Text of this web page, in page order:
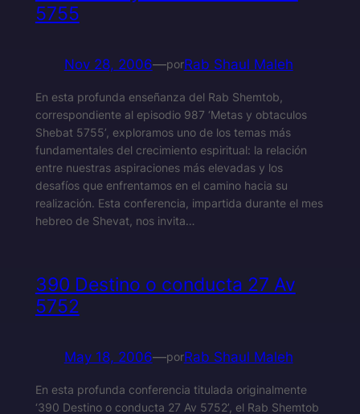
5755
Nov 28, 2006—porRab Shaul Maleh
En esta profunda enseñanza del Rab Shemtob,
correspondiente al episodio 987 ‘Metas y obtaculos
Shebat 5755’, exploramos uno de los temas más
fundamentales del crecimiento espiritual: la relación
entre nuestras aspiraciones más elevadas y los
desafíos que enfrentamos en el camino hacia su
realización. Esta conferencia, impartida durante el mes
hebreo de Shevat, nos invita…
390 Destino o conducta 27 Av
5752
May 18, 2006—porRab Shaul Maleh
En esta profunda conferencia titulada originalmente
‘390 Destino o conducta 27 Av 5752’, el Rab Shemtob